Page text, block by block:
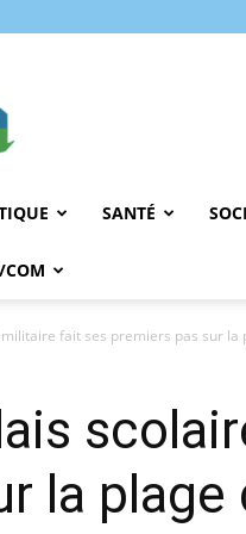
SANTÉ
COM
fait ses premiers pas sur la
la plage